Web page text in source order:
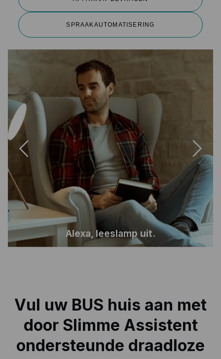
SPRAAKAUTOMATISERING
Alexa, leeslamp uit.
Vul uw BUS huis aan met
door Slimme Assistent
ondersteunde draadloze